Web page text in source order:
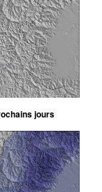
jours